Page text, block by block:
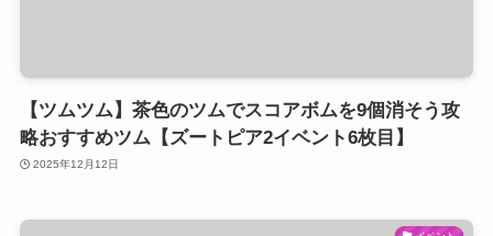
【ツムツム】茶色のツムでスコアボムを9個消そう攻
略おすすめツム【ズートピア2イベント6枚目】
2025年12月12日